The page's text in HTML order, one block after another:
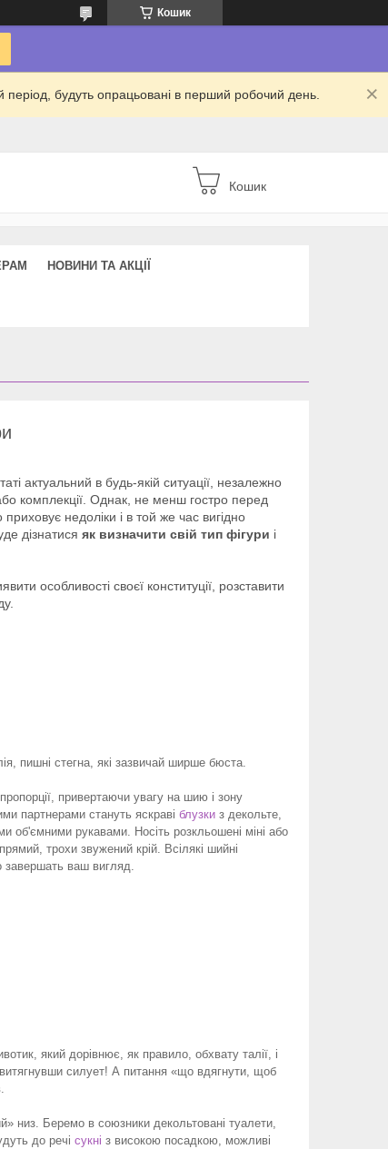
Кошик
період, будуть опрацьовані в перший робочий день.
Кошик
НОВИНИ ТА АКЦІЇ
актуальний в будь-якій ситуації, незалежно
або комплекції. Однак, не менш гостро перед
недоліки і в той же час вигідно
дізнатися як визначити свій тип фігури і
особливості своєї конституції, розставити
пишні стегна, які зазвичай ширше бюста.
привертаючи увагу на шию і зону
партнерами стануть яскраві блузки з декольте,
об'ємними рукавами. Носіть розкльошені міні або
трохи звужений крій. Всілякі шийні
ваш вигляд.
який дорівнює, як правило, обхвату талії, і
витягнувши силует! А питання «що вдягнути, щоб
низ. Беремо в союзники декольтовані туалети,
до речі сукні з високою посадкою, можливі